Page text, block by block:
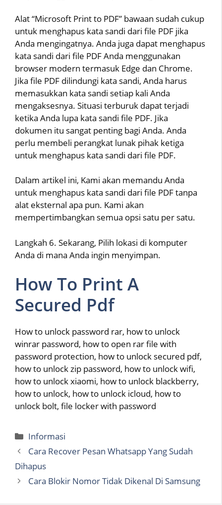
Alat “Microsoft Print to PDF” bawaan sudah cukup
untuk menghapus kata sandi dari file PDF jika
Anda mengingatnya. Anda juga dapat menghapus
kata sandi dari file PDF Anda menggunakan
browser modern termasuk Edge dan Chrome.
Jika file PDF dilindungi kata sandi, Anda harus
memasukkan kata sandi setiap kali Anda
mengaksesnya. Situasi terburuk dapat terjadi
ketika Anda lupa kata sandi file PDF. Jika
dokumen itu sangat penting bagi Anda. Anda
perlu membeli perangkat lunak pihak ketiga
untuk menghapus kata sandi dari file PDF.
Dalam artikel ini, Kami akan memandu Anda
untuk menghapus kata sandi dari file PDF tanpa
alat eksternal apa pun. Kami akan
mempertimbangkan semua opsi satu per satu.
Langkah 6. Sekarang, Pilih lokasi di komputer
Anda di mana Anda ingin menyimpan.
How To Print A
Secured Pdf
How to unlock password rar, how to unlock
winrar password, how to open rar file with
password protection, how to unlock secured pdf,
how to unlock zip password, how to unlock wifi,
how to unlock xiaomi, how to unlock blackberry,
how to unlock, how to unlock icloud, how to
unlock bolt, file locker with password
Categories
Informasi
Cara Recover Pesan Whatsapp Yang Sudah
Dihapus
Cara Blokir Nomor Tidak Dikenal Di Samsung